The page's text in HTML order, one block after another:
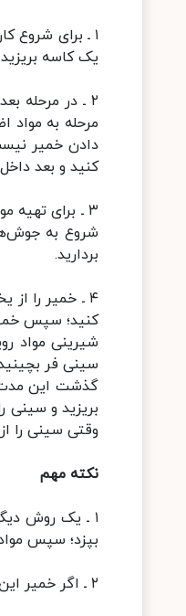
۱ ـ برای شروع
یک کاسه
۲ ـ در مرحله
مرحله به
دادن خمیر
کنید و بعد
۳ ـ برای
شروع به
بردارید.
۴ ـ خمیر را
شیرینی مواد
گذشت این مدت
وقتی سینی را
نکته مهم
۱ ـ یک روش
بپزد؛ سپس
۲ ـ اگر خمیر این شیرینی را بیش از حد ورز بدهید، به روغن می‌افتد و بعد از پخت سفت و خشک می‌شود.